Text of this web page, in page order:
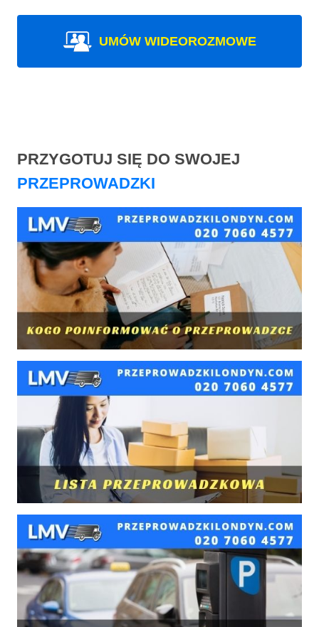
UMÓW WIDEOROZMOWE
PRZYGOTUJ SIĘ DO SWOJEJ
PRZEPROWADZKI